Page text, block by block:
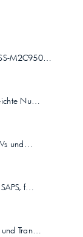
M2C950…
Nu…
und…
f…
und Tran…